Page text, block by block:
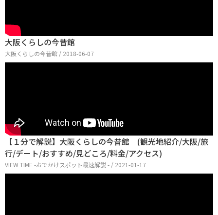
大阪くらしの今昔館
大阪くらしの今昔館 / 2018-06-07
【１分で解説】大阪くらしの今昔館 (観光地紹介/大阪/旅
行/デート/おすすめ/見どころ/料金/アクセス)
VIEW TIME -おでかけスポット最速解説 - / 2021-01-17